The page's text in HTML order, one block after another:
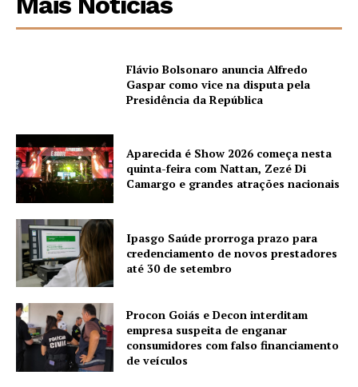
Flávio Bolsonaro anuncia Alfredo
Gaspar como vice na disputa pela
Presidência da República
Aparecida é Show 2026 começa nesta
quinta-feira com Nattan, Zezé Di
Camargo e grandes atrações nacionais
Ipasgo Saúde prorroga prazo para
credenciamento de novos prestadores
até 30 de setembro
Procon Goiás e Decon interditam
empresa suspeita de enganar
consumidores com falso financiamento
de veículos